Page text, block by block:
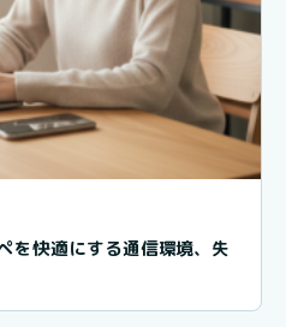
を快適にする通信環境、失